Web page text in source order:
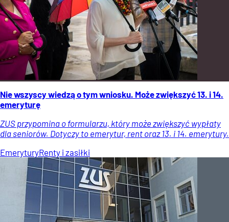
Nie wszyscy wiedzą o tym wniosku. Może zwiększyć 13. i 14.
emeryturę
ZUS przypomina o formularzu, który może zwiększyć wypłaty
dla seniorów. Dotyczy to emerytur, rent oraz 13. i 14. emerytury.
EmeryturyRenty i zasiłki